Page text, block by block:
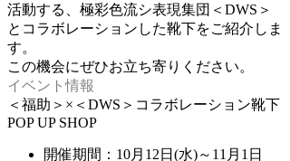
活動する、極彩色流シ表現集団＜DWS＞
とコラボレーションした靴下をご紹介しま
す。
この機会にぜひお立ち寄りください。
イベント情報
＜福助＞×＜DWS＞コラボレーション靴下
POP UP SHOP
開催期間：10月12日(水)～11月1日